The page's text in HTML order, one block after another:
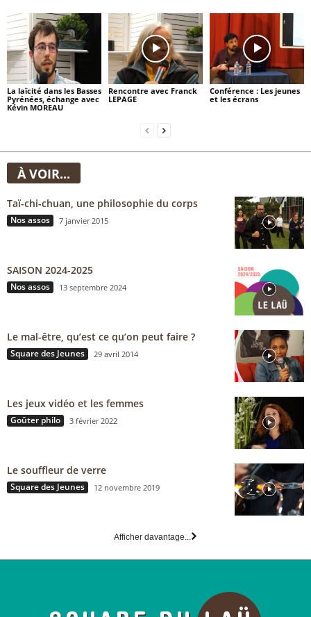
La laïcité dans les Basses
Pyrénées, échange avec
Kévin MOREAU
Rencontre avec Franck
LEPAGE
Conférence : Les jeunes
et les écrans
À VOIR...
Taï-chi-chuan, une philosophie du corps
Nos assos 7 janvier 2015
SAISON 2024-2025
Nos assos 13 septembre 2024
Le mal-être, qu’est ce qu’on peut faire ?
Square des Jeunes 29 avril 2014
Les jeux vidéo et les femmes
Goûter philo 3 février 2022
Le souffleur de verre
Square des Jeunes 12 novembre 2019
Afficher davantage...